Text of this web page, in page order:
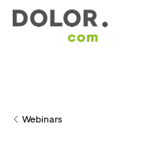
Back to
Webinars